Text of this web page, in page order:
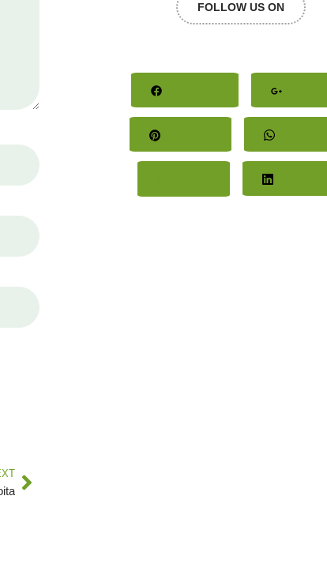
FOLLOW US ON
Facebook Google+
Pinterest Whatsapp